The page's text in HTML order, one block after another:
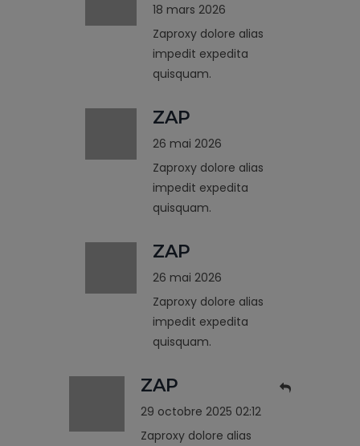
18 mars 2026
Zaproxy dolore alias
impedit expedita
quisquam.
ZAP
26 mai 2026
Zaproxy dolore alias
impedit expedita
quisquam.
ZAP
26 mai 2026
Zaproxy dolore alias
impedit expedita
quisquam.
ZAP
29 octobre 2025 02:12
Zaproxy dolore alias